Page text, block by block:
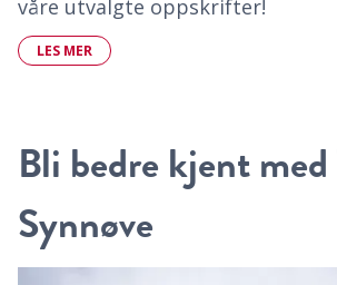
våre utvalgte oppskrifter!
LES MER
Bli bedre kjent med
Synnøve